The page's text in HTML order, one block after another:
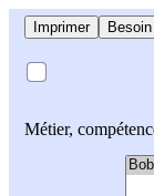
Imprimer
Métier,